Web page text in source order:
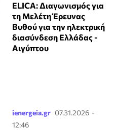
ELICA: Διαγωνισμός για
τη Μελέτη Έρευνας
Βυθού για την ηλεκτρική
διασύνδεση Ελλάδας -
Αιγύπτου
ienergeia.gr 07.31.2026 -
12:46